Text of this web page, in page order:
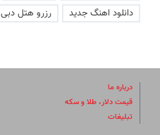
دانلود اهنگ جدید
رزرو هتل دبی
درباره ما
قیمت دلار، طلا و سکه
تبلیغات